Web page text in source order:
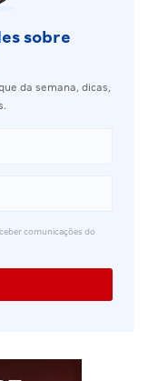
sobre
da semana, dicas,
comunicações do